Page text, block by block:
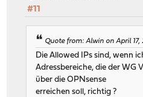
#11
Quote from: Alwin on April 17,
Die Allowed IPs sind, wenn
Adressbereiche, die der WG
über die OPNsense
erreichen soll, richtig ?